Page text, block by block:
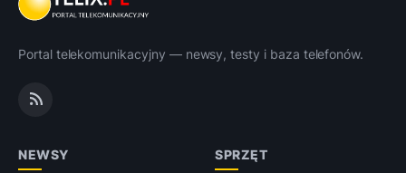
Portal telekomunikacyjny — newsy, testy i baza telefonów.
NEWSY SPRZĘT